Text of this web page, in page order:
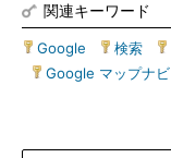
関連キーワード
Google 検索
Google マップナビ